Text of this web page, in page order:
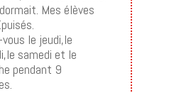
Mes élèves
vous le jeudi,le
samedi et le
pendant 9